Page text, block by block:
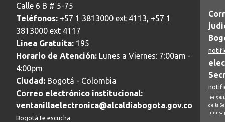
Calle 6 B # 5-75
Teléfonos: +57 1 3813000 ext 4113, +57 1
3813000 ext 4117
Linea Gratuita: 195
Horario de Atención: Lunes a Viernes: 7:00am -
4:00pm
Ciudad: Bogotá - Colombia
Correo electrónico institucional:
ventanillaelectronica@alcaldiabogota.gov.co
Bogotá te escucha
de la